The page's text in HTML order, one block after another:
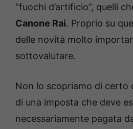
“fuochi d’artificio”, quelli
Canone Rai. Proprio su
delle novità molto
sottovalutare.
Non lo scopriamo di certo
di una imposta che deve
necessariamente pagata